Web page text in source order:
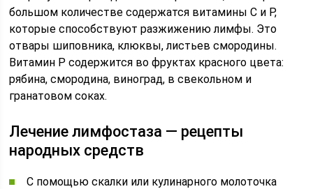
большом количестве содержатся витамины С и Р,
которые способствуют разжижению лимфы. Это
отвары шиповника, клюквы, листьев смородины.
Витамин Р содержится во фруктах красного цвета:
рябина, смородина, виноград, в свекольном и
гранатовом соках.
Лечение лимфостаза — рецепты
народных средств
С помощью скалки или кулинарного молоточка